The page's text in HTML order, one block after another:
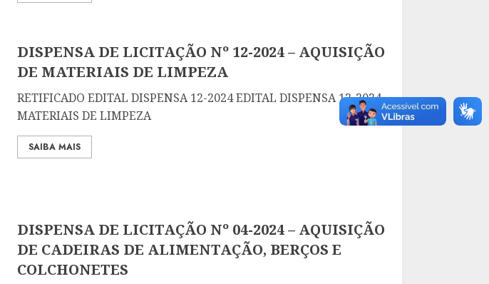
DISPENSA DE LICITAÇÃO Nº 12-2024 – AQUISIÇÃO
DE MATERIAIS DE LIMPEZA
RETIFICADO EDITAL DISPENSA 12-2024 EDITAL DISPENSA 12-2024
MATERIAIS DE LIMPEZA
SAIBA MAIS
DISPENSA DE LICITAÇÃO Nº 04-2024 – AQUISIÇÃO
DE CADEIRAS DE ALIMENTAÇÃO, BERÇOS E
COLCHONETES